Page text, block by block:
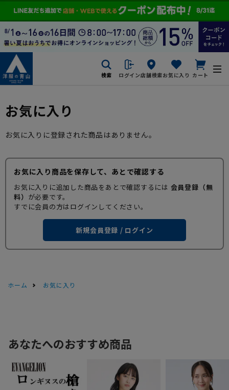
検索 ログイン店舗検索お気に入り カート
お気に入り
お気に入りに登録された商品はありません。
お気に入り商品を保存して、あとで確認する
お気に入りに追加した商品をあとで確認するには 会員登録（無
料） が必要です。
すでに会員の方はログインしてください。
新規会員登録 / ログイン
ホーム お気に入り